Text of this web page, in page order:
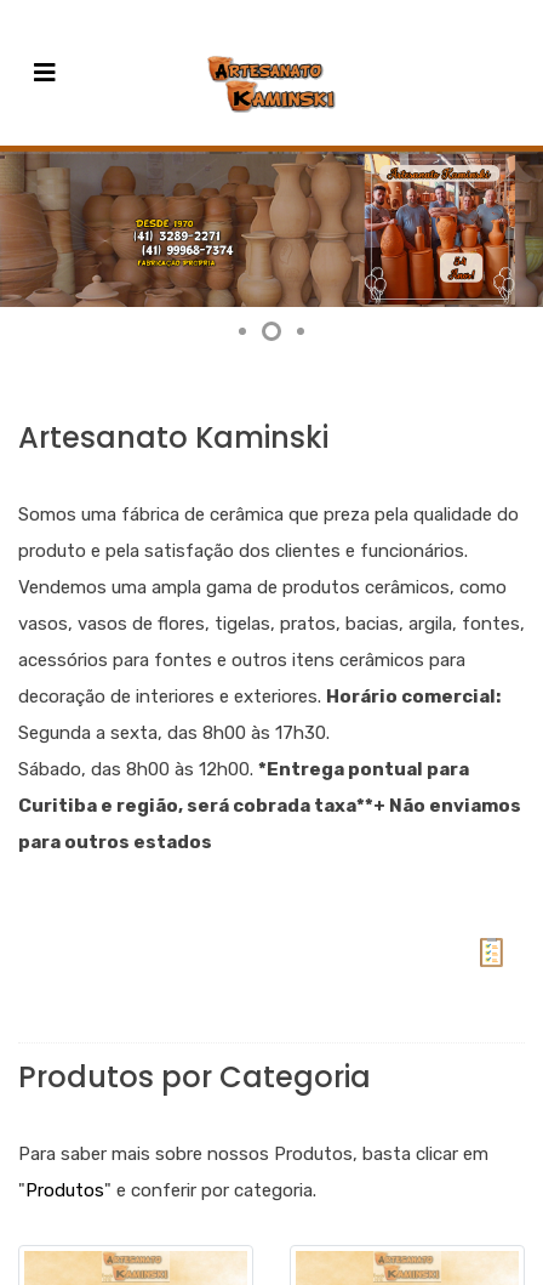
Artesanato Kaminski
Somos uma fábrica de cerâmica que preza pela qualidade do
produto e pela satisfação dos clientes e funcionários.
Vendemos uma ampla gama de produtos cerâmicos, como
vasos, vasos de flores, tigelas, pratos, bacias, argila, fontes,
acessórios para fontes e outros itens cerâmicos para
decoração de interiores e exteriores. Horário comercial:
Segunda a sexta, das 8h00 às 17h30.
Sábado, das 8h00 às 12h00. *Entrega pontual para
Curitiba e região, será cobrada taxa**+ Não enviamos
para outros estados
Produtos por Categoria
Para saber mais sobre nossos Produtos, basta clicar em
"Produtos" e conferir por categoria.